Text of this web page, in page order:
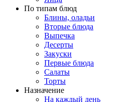
По типам блюд
Блины, оладьи
Вторые блюда
Выпечка
Десерты
Закуски
Первые блюда
Салаты
Торты
Назначение
На каждый день